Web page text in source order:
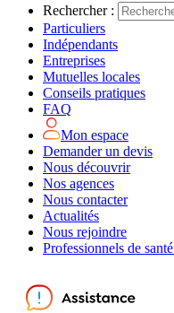
Rechercher :
Particuliers
Indépendants
Entreprises
Mutuelles locales
Conseils pratiques
FAQ
Mon espace
Demander un devis
Nous découvrir
Nos agences
Nous contacter
Actualités
Nous rejoindre
Professionnels de santé